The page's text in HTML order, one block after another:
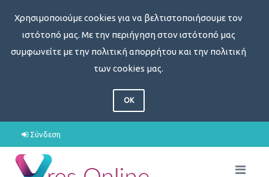
Χρησιμοποιούμε cookies για να βελτιστοποιήσουμε τον
ιστότοπό μας. Με την περιήγηση στον ιστότοπό μας
συμφωνείτε με την πολιτική απορρήτου και την πολιτική
των cookies μας.
OK
Σύνδεση